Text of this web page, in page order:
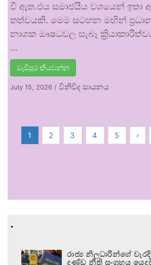
වී ඇත.එය සමාජයීය වශයෙන් ඉතා
තත්වයකි. මෙම සටහන මඟින්
නාශක ඖෂධවල සැබෑ
…
වැඩිපුර කියවන්න
July 15, 2026 / විනිවිද සායනය
1 2 3 4 5 ›
.
රාජ්‍ය නිලධාරීන්ගේ
දණ්ඩ නීති සංග්‍රහය